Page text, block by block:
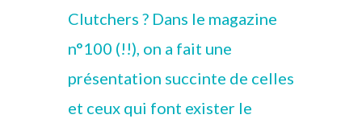
Clutchers ? Dans le magazine
n°100 (!!), on a fait une
présentation succinte de celles
et ceux qui font exister le